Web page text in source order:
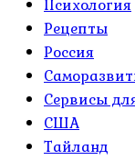
Психология
Рецепты
Россия
Сервисы
США
Тайланд